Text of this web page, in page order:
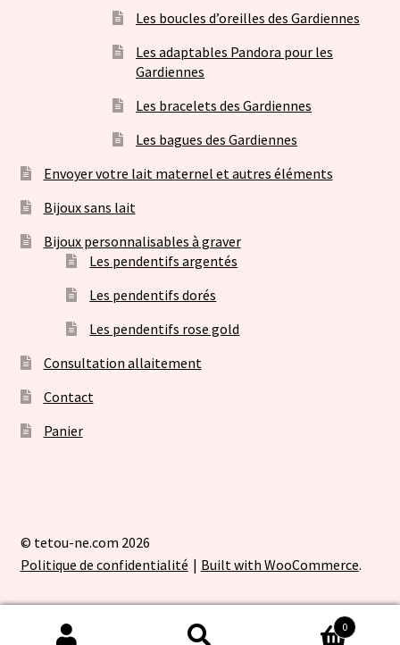
Les boucles d’oreilles des Gardiennes
Les adaptables Pandora pour les
Gardiennes
Les bracelets des Gardiennes
Les bagues des Gardiennes
Envoyer votre lait maternel et autres éléments
Bijoux sans lait
Bijoux personnalisables à graver
Les pendentifs argentés
Les pendentifs dorés
Les pendentifs rose gold
Consultation allaitement
Contact
Panier
© tetou-ne.com 2026
Politique de confidentialité
Built with WooCommerce.
0